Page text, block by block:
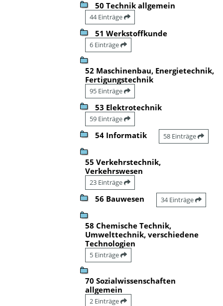
50 Technik allgemein
44 Einträge
51 Werkstoffkunde
6 Einträge
52 Maschinenbau, Energietechnik,
Fertigungstechnik
95 Einträge
53 Elektrotechnik
59 Einträge
54 Informatik 58 Einträge
55 Verkehrstechnik,
Verkehrswesen
23 Einträge
56 Bauwesen 34 Einträge
58 Chemische Technik,
Umwelttechnik, verschiedene
Technologien
5 Einträge
70 Sozialwissenschaften
allgemein
2 Einträge